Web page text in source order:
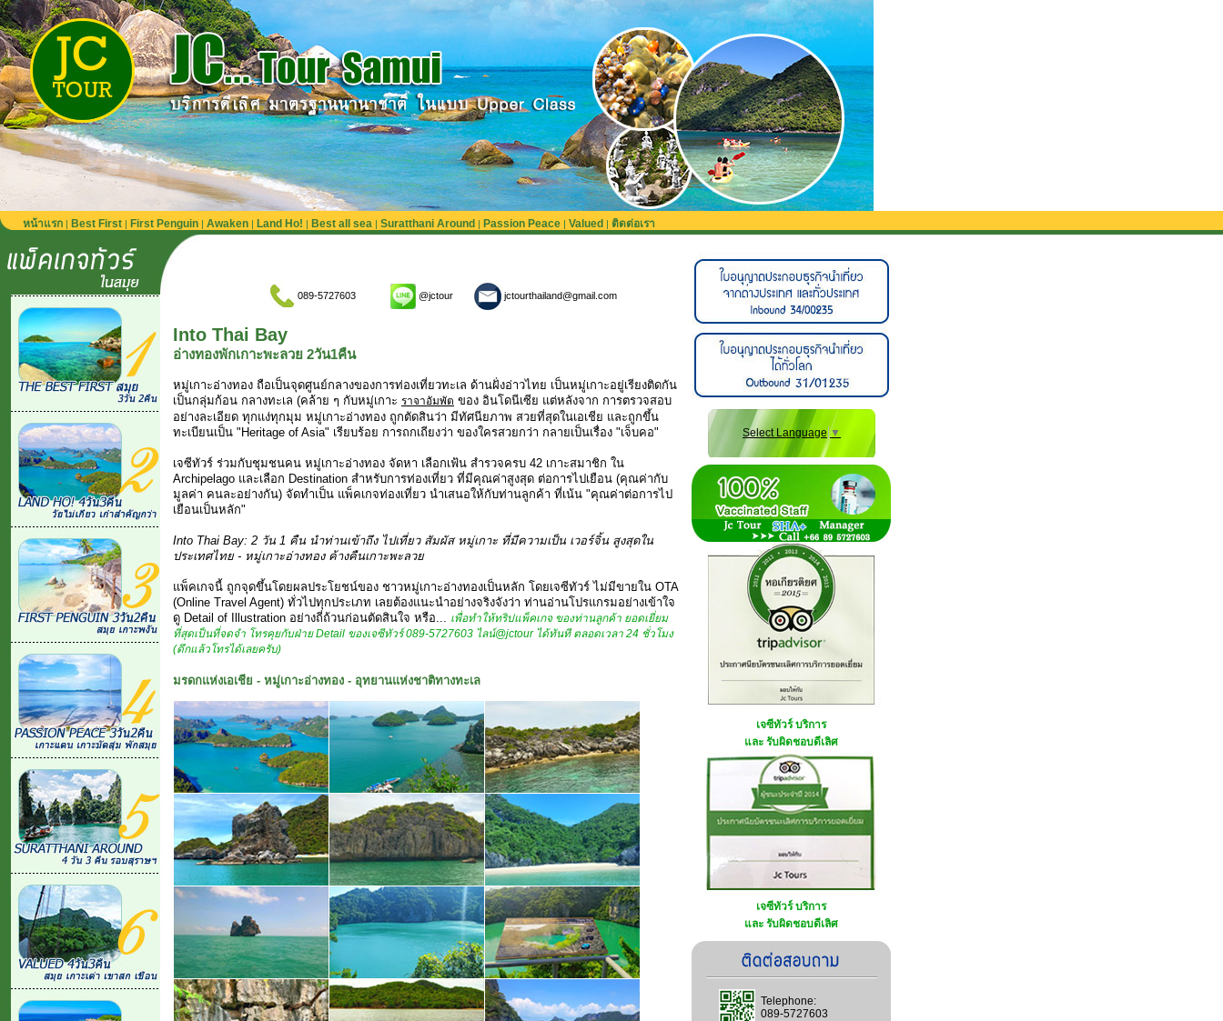
หน้าแรก | Best First | First Penguin | Awaken | Land Ho! | Best all sea | Suratthani Around | Passion Peace | Valued | ติดต่อเรา
089-5727603 @jctour jctourthailand@gmail.com
Into Thai Bay
อ่างทองพักเกาะพะลวย 2วัน1คืน
หมู่เกาะอ่างทอง ถือเป็นจุดศูนย์กลางของการท่องเที่ยวทะเล ด้านฝั่งอ่าวไทย เป็นหมู่เกาะอยู่เรียงติดกัน
เป็นกลุ่มก้อน กลางทะเล (คล้าย ๆ กับหมู่เกาะ ราจาอัมพัต ของ อินโดนีเซีย แต่หลังจาก การตรวจสอบ
อย่างละเอียด ทุกแง่ทุกมุม หมู่เกาะอ่างทอง ถูกตัดสินว่า มีทัศนียภาพ สวยที่สุดในเอเชีย และถูกขึ้น
ทะเบียนเป็น "Heritage of Asia" เรียบร้อย การถกเถียงว่า ของใครสวยกว่า กลายเป็นเรื่อง "เจ็บคอ"
เจซีทัวร์ ร่วมกับชุมชนคน หมู่เกาะอ่างทอง จัดหา เลือกเฟ้น สำรวจครบ 42 เกาะสมาชิก ใน
Archipelago และเลือก Destination สำหรับการท่องเที่ยว ที่มีคุณค่าสูงสุด ต่อการไปเยือน (คุณค่ากับ
มูลค่า คนละอย่างกัน) จัดทำเป็น แพ็คเกจท่องเที่ยว นำเสนอให้กับท่านลูกค้า ที่เน้น "คุณค่าต่อการไป
เยือนเป็นหลัก"
Into Thai Bay: 2 วัน 1 คืน นำท่านเข้าถึง ไปเที่ยว สัมผัส หมู่เกาะ ที่มีความเป็น เวอร์จิ้น สูงสุดใน
ประเทศไทย - หมู่เกาะอ่างทอง ค้างคืนเกาะพะลวย
แพ็คเกจนี้ ถูกจุดขึ้นโดยผลประโยชน์ของ ชาวหมู่เกาะอ่างทองเป็นหลัก โดยเจซีทัวร์ ไม่มีขายใน OTA
(Online Travel Agent) ทั่วไปทุกประเภท เลยต้องแนะนำอย่างจริงจังว่า ท่านอ่านโปรแกรมอย่างเข้าใจ
ดู Detail of Illustration อย่างถี่ถ้วนก่อนตัดสินใจ หรือ...
เพื่อทำให้ทริปแพ็คเกจ ของท่านลูกค้า ยอดเยี่ยม
ที่สุดเป็นที่จดจำ โทรคุยกับฝ่าย Detail ของเจซีทัวร์ 089-5727603 ไลน์@jctour ได้ทันที ตลอดเวลา 24 ชั่วโมง
(ดึกแล้วโทรได้เลยครับ)
มรดกแห่งเอเชีย - หมู่เกาะอ่างทอง - อุทยานแห่งชาติทางทะเล
Select Language ▼
เจซีทัวร์ บริการ
และ รับผิดชอบดีเลิศ
เจซีทัวร์ บริการ
และ รับผิดชอบดีเลิศ
Telephone:
089-5727603